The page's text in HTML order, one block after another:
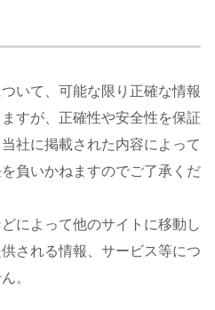
いて、可能な限り正確な情報
すが、正確性や安全性を保証
社に掲載された内容によって
負いかねますのでご了承くだ
によって他のサイトに移動し
される情報、サービス等につ
。